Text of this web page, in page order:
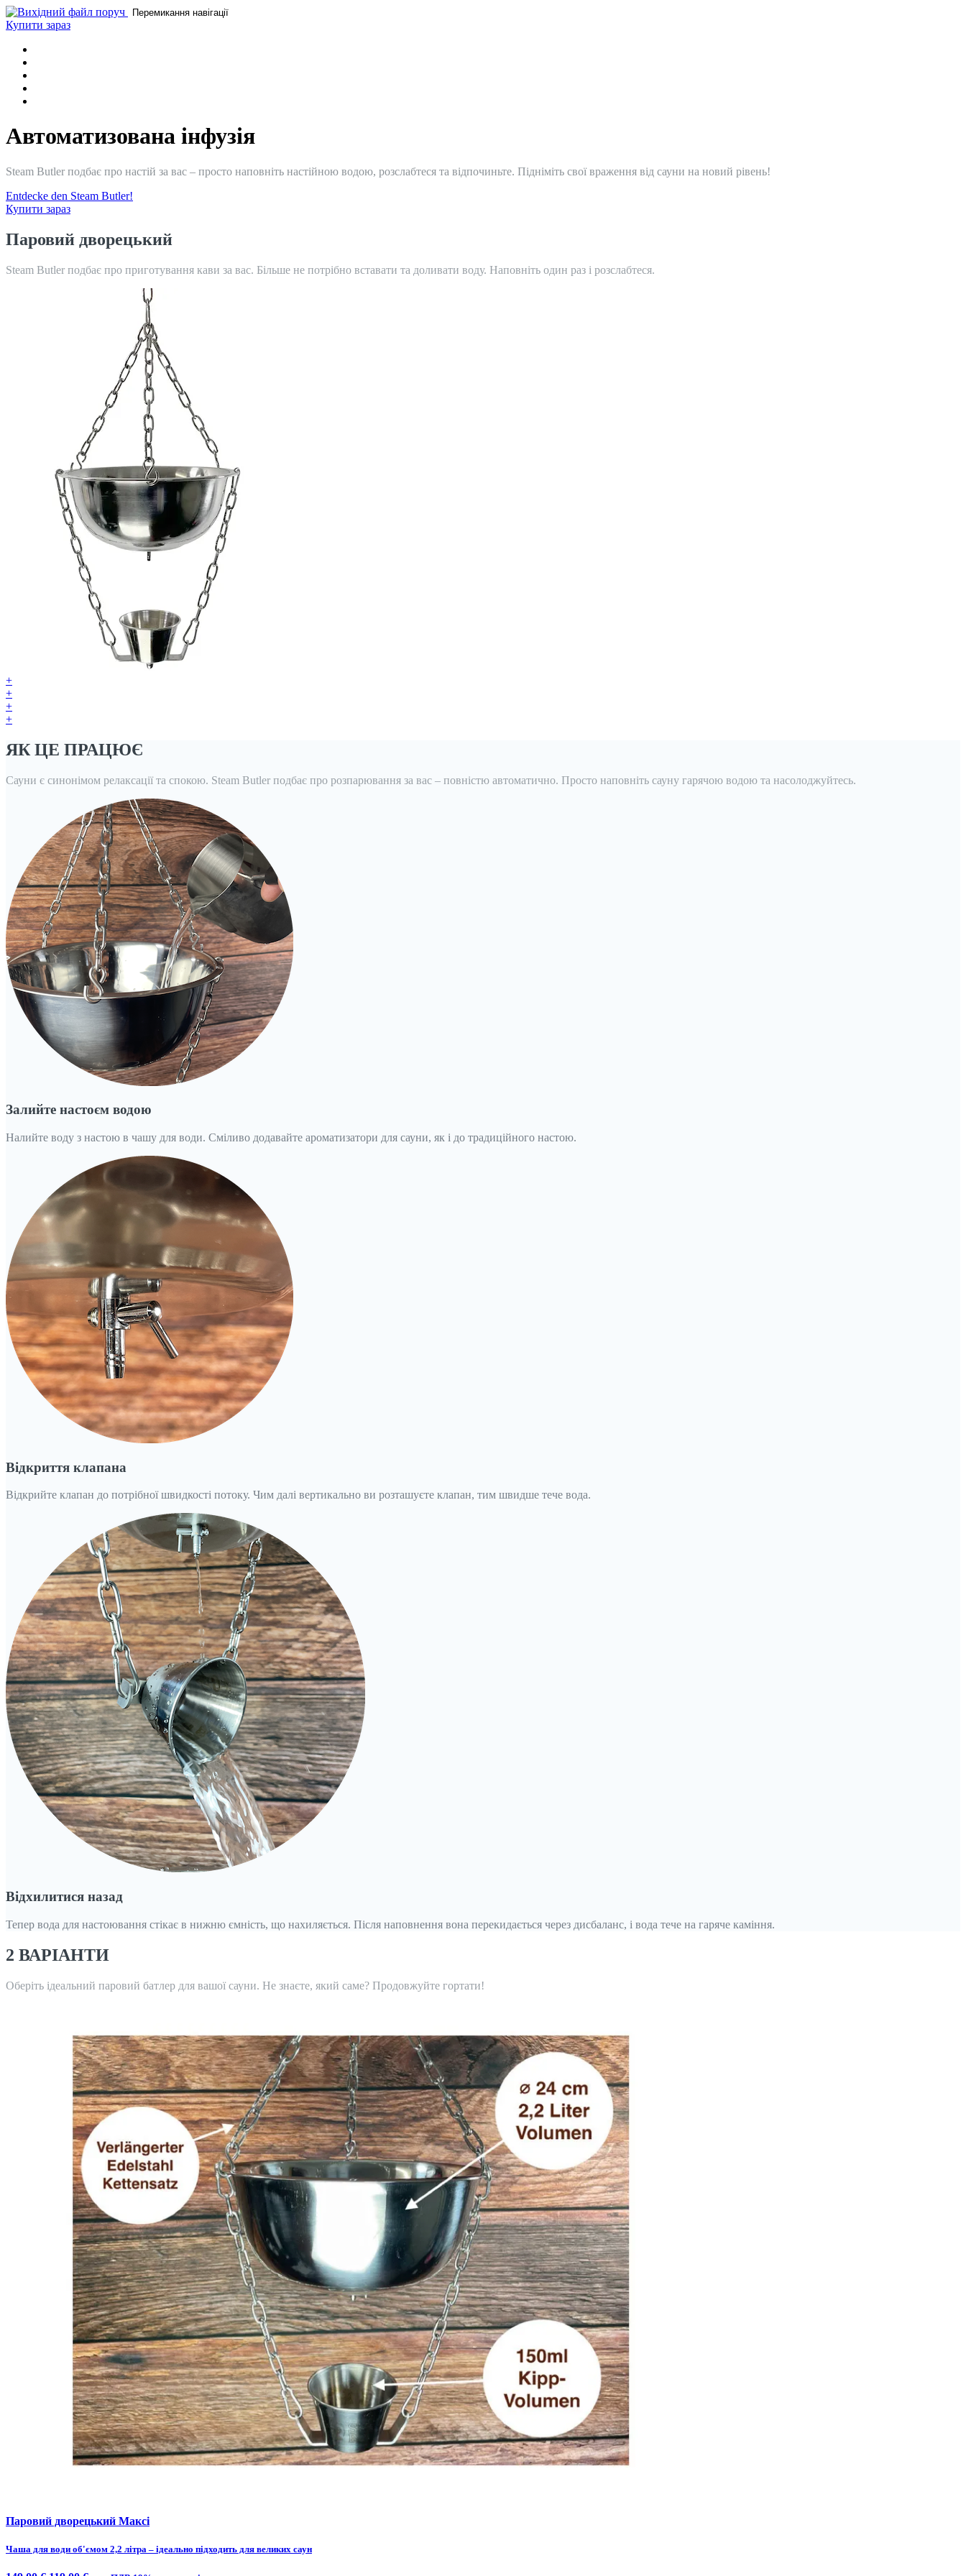
Перемикання навігації
Купити зараз
Автоматизована інфузія
Steam Butler подбає про настій за вас – просто наповніть настійною водою, розслабтеся та відпочиньте. Підніміть свої враження від сауни на новий рівень!
Entdecke den Steam Butler!
Купити зараз
Паровий дворецький
Steam Butler подбає про приготування кави за вас. Більше не потрібно вставати та доливати воду. Наповніть один раз і розслабтеся.
+
+
+
+
ЯК ЦЕ ПРАЦЮЄ
Сауни є синонімом релаксації та спокою. Steam Butler подбає про розпарювання за вас – повністю автоматично. Просто наповніть сауну гарячою водою та насолоджуйтесь.
Залийте настоєм водою
Налийте воду з настою в чашу для води. Сміливо додавайте ароматизатори для сауни, як і до традиційного настою.
Відкриття клапана
Відкрийте клапан до потрібної швидкості потоку. Чим далі вертикально ви розташуєте клапан, тим швидше тече вода.
Відхилитися назад
Тепер вода для настоювання стікає в нижню ємність, що нахиляється. Після наповнення вона перекидається через дисбаланс, і вода тече на гаряче каміння.
2 ВАРІАНТИ
Оберіть ідеальний паровий батлер для вашої сауни. Не знаєте, який саме? Продовжуйте гортати!
Паровий дворецький Максі
Чаша для води об'ємом 2,2 літра – ідеально підходить для великих саун